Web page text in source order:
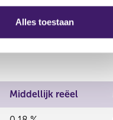
Alles toestaan
Middellijk reëel